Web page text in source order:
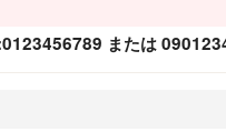
または